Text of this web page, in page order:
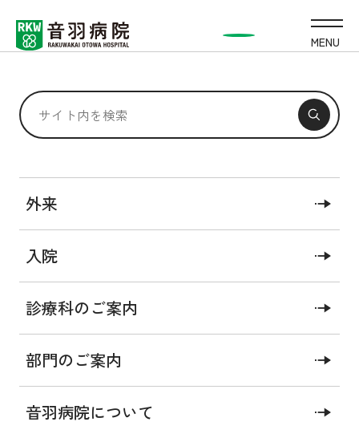
MENU
外来
入院
診療科のご案内
部門のご案内
音羽病院について
内分泌・糖尿病内科
医師紹介
概要
対応疾患・診療内容
冊子『学ぼう！ 糖尿病のイロハ』
診療実績